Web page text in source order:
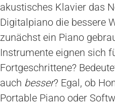
akustisches Klavier das
Digitalpiano die bessere
zunächst ein Piano
Instrumente eignen sich
Fortgeschrittene?
auch besser? Egal, ob
Portable Piano oder